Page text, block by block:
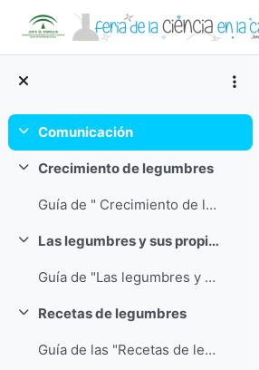
Colapsar
Comunicación
Colapsar
Crecimiento de legumbres
Guía de " Crecimiento de legumbres"
Colapsar Las legumbres y sus propiedades
Guía de "Las legumbres y sus propiedades"
Colapsar
Recetas de legumbres
Guía de las "Recetas de legumbres"